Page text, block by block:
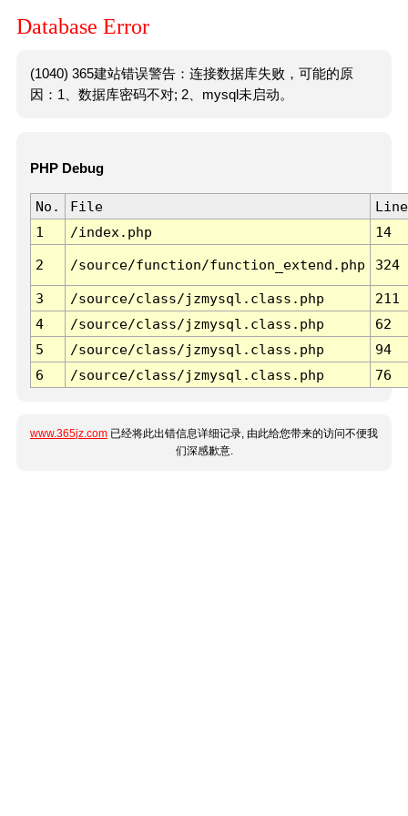
Database Error
(1040) 365建站错误警告：连接数据库失败，可能的原
因：1、数据库密码不对; 2、mysql未启动。
PHP Debug
No. File
Line
1
/index.php 14
2 /source/function/function_extend.php 324
3 /source/class/jzmysql.class.php
211
4
/source/class/jzmysql.class.php
62
5
/source/class/jzmysql.class.php
94
6
/source/class/jzmysql.class.php 76
www.365jz.com 已经将此出错信息详细记录, 由此给您带来的访问不便我
们深感歉意.